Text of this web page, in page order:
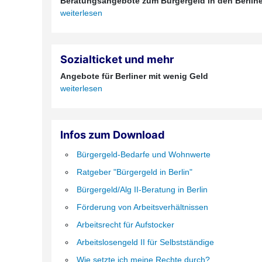
weiterlesen
Sozialticket und mehr
Angebote für Berliner mit wenig Geld
weiterlesen
Infos zum Download
Bürgergeld-Bedarfe und Wohnwerte
Ratgeber "Bürgergeld in Berlin"
Bürgergeld/Alg II-Beratung in Berlin
Förderung von Arbeitsverhältnissen
Arbeitsrecht für Aufstocker
Arbeitslosengeld II für Selbstständige
Wie setzte ich meine Rechte durch?